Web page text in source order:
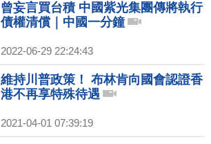
曾妄言買台積 中國紫光集團傳將執行
債權清償｜中國一分鐘
2022-06-29 22:24:43
維持川普政策！ 布林肯向國會認證香
港不再享特殊待遇
2021-04-01 07:39:19